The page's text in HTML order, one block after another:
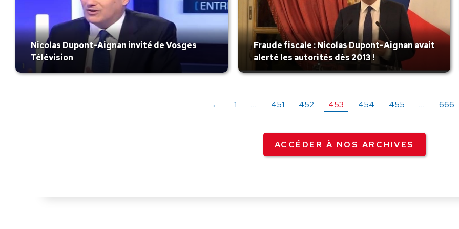
Nicolas Dupont-Aignan invité de Vosges
Télévision
Fraude fiscale : Nicolas Dupont-Aignan avait
alerté les autorités dès 2013 !
← 1 … 451 452 453 454 455 … 666
ACCÉDER À NOS ARCHIVES